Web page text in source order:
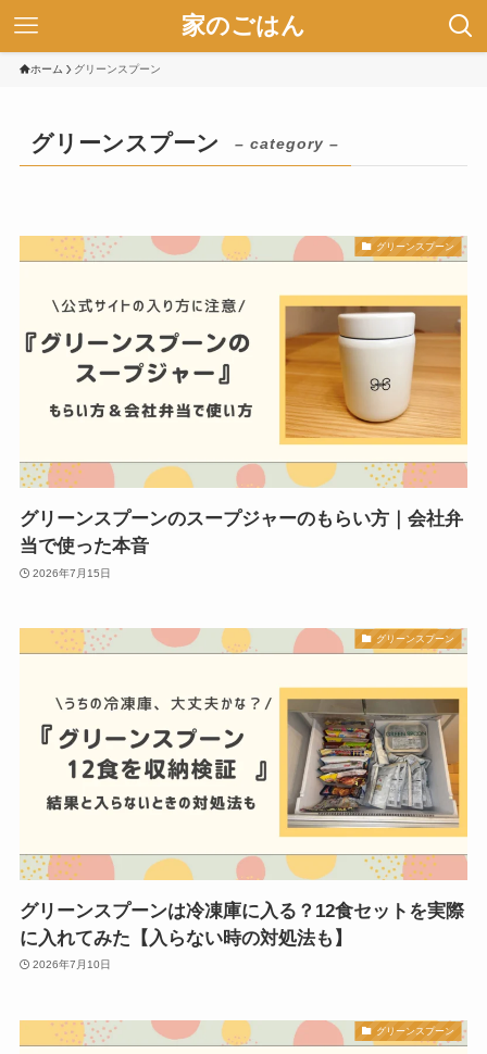
家のごはん
ホーム グリーンスプーン
グリーンスプーン – category –
グリーンスプーン
グリーンスプーンのスープジャーのもらい方｜会社弁
当で使った本音
2026年7月15日
グリーンスプーン
グリーンスプーンは冷凍庫に入る？12食セットを実際
に入れてみた【入らない時の対処法も】
2026年7月10日
グリーンスプーン